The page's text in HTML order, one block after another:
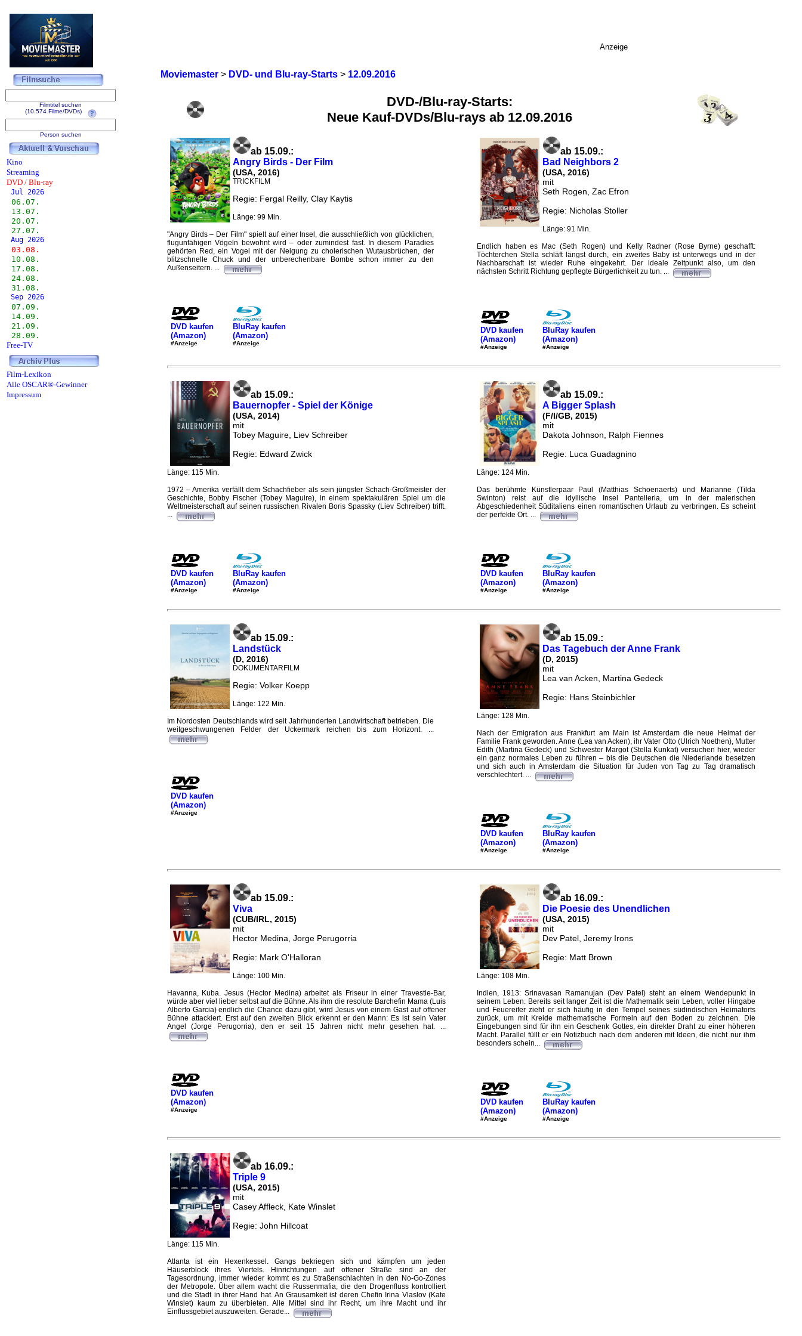
Moviemaster> DVD- und Blu-ray-Starts> 12.09.2016
DVD-/Blu-ray-Starts:
Neue Kauf-DVDs/Blu-rays ab 12.09.2016
ab 15.09.:
Angry Birds - Der Film
(USA, 2016)
TRICKFILM
Regie: Fergal Reilly, Clay Kaytis
Länge: 99 Min.
"Angry Birds – Der Film" spielt auf einer Insel, die ausschließlich von glücklichen,
flugunfähigen Vögeln bewohnt wird – oder zumindest fast. In diesem Paradies
gehörten Red, ein Vogel mit der Neigung zu cholerischen Wutausbrüchen, der
blitzschnelle Chuck und der unberechenbare Bombe schon immer zu den
Außenseitern. ...
DVD kaufen
(Amazon)
#Anzeige
BluRay kaufen
(Amazon)
#Anzeige
ab 15.09.:
Bad Neighbors 2
(USA, 2016)
mit
Seth Rogen, Zac Efron
Regie: Nicholas Stoller
Länge: 91 Min.
Endlich haben es Mac (Seth Rogen) und Kelly Radner (Rose Byrne) geschafft:
Töchterchen Stella schläft längst durch, ein zweites Baby ist unterwegs und in der
Nachbarschaft ist wieder Ruhe eingekehrt. Der ideale Zeitpunkt also, um den
nächsten Schritt Richtung gepflegte Bürgerlichkeit zu tun. ...
DVD kaufen
(Amazon)
#Anzeige
BluRay kaufen
(Amazon)
#Anzeige
ab 15.09.:
Bauernopfer - Spiel der Könige
(USA, 2014)
mit
Tobey Maguire, Liev Schreiber
Regie: Edward Zwick
Länge: 115 Min.
1972 – Amerika verfällt dem Schachfieber als sein jüngster Schach-Großmeister der
Geschichte, Bobby Fischer (Tobey Maguire), in einem spektakulären Spiel um die
Weltmeisterschaft auf seinen russischen Rivalen Boris Spassky (Liev Schreiber) trifft.
...
DVD kaufen
(Amazon)
#Anzeige
BluRay kaufen
(Amazon)
#Anzeige
ab 15.09.:
A Bigger Splash
(F/I/GB, 2015)
mit
Dakota Johnson, Ralph Fiennes
Regie: Luca Guadagnino
Länge: 124 Min.
Das berühmte Künstlerpaar Paul (Matthias Schoenaerts) und Marianne (Tilda
Swinton) reist auf die idyllische Insel Pantelleria, um in der malerischen
Abgeschiedenheit Süditaliens einen romantischen Urlaub zu verbringen. Es scheint
der perfekte Ort. ...
DVD kaufen
(Amazon)
#Anzeige
BluRay kaufen
(Amazon)
#Anzeige
ab 15.09.:
Landstück
(D, 2016)
DOKUMENTARFILM
Regie: Volker Koepp
Länge: 122 Min.
Im Nordosten Deutschlands wird seit Jahrhunderten Landwirtschaft betrieben. Die
weitgeschwungenen Felder der Uckermark reichen bis zum Horizont. ...
DVD kaufen
(Amazon)
#Anzeige
ab 15.09.:
Das Tagebuch der Anne Frank
(D, 2015)
mit
Lea van Acken, Martina Gedeck
Regie: Hans Steinbichler
Länge: 128 Min.
Nach der Emigration aus Frankfurt am Main ist Amsterdam die neue Heimat der
Familie Frank geworden. Anne (Lea van Acken), ihr Vater Otto (Ulrich Noethen), Mutter
Edith (Martina Gedeck) und Schwester Margot (Stella Kunkat) versuchen hier, wieder
ein ganz normales Leben zu führen – bis die Deutschen die Niederlande besetzen
und sich auch in Amsterdam die Situation für Juden von Tag zu Tag dramatisch
verschlechtert. ...
DVD kaufen
(Amazon)
#Anzeige
BluRay kaufen
(Amazon)
#Anzeige
ab 15.09.:
Viva
(CUB/IRL, 2015)
mit
Hector Medina, Jorge Perugorria
Regie: Mark O'Halloran
Länge: 100 Min.
Havanna, Kuba. Jesus (Hector Medina) arbeitet als Friseur in einer Travestie-Bar,
würde aber viel lieber selbst auf die Bühne. Als ihm die resolute Barchefin Mama (Luis
Alberto Garcia) endlich die Chance dazu gibt, wird Jesus von einem Gast auf offener
Bühne attackiert. Erst auf den zweiten Blick erkennt er den Mann: Es ist sein Vater
Angel (Jorge Perugorria), den er seit 15 Jahren nicht mehr gesehen hat. ...
DVD kaufen
(Amazon)
#Anzeige
ab 16.09.:
Die Poesie des Unendlichen
(USA, 2015)
mit
Dev Patel, Jeremy Irons
Regie: Matt Brown
Länge: 108 Min.
Indien, 1913: Srinavasan Ramanujan (Dev Patel) steht an einem Wendepunkt in
seinem Leben. Bereits seit langer Zeit ist die Mathematik sein Leben, voller Hingabe
und Feuereifer zieht er sich häufig in den Tempel seines südindischen Heimatorts
zurück, um mit Kreide mathematische Formeln auf den Boden zu zeichnen. Die
Eingebungen sind für ihn ein Geschenk Gottes, ein direkter Draht zu einer höheren
Macht. Parallel füllt er ein Notizbuch nach dem anderen mit Ideen, die nicht nur ihm
besonders schein...
DVD kaufen
(Amazon)
#Anzeige
BluRay kaufen
(Amazon)
#Anzeige
ab 16.09.:
Triple 9
(USA, 2015)
mit
Casey Affleck, Kate Winslet
Regie: John Hillcoat
Länge: 115 Min.
Atlanta ist ein Hexenkessel. Gangs bekriegen sich und kämpfen um jeden
Häuserblock ihres Viertels. Hinrichtungen auf offener Straße sind an der
Tagesordnung, immer wieder kommt es zu Straßenschlachten in den No-Go-Zones
der Metropole. Über allem wacht die Russenmafia, die den Drogenfluss kontrolliert
und die Stadt in ihrer Hand hat. An Grausamkeit ist deren Chefin Irina Vlaslov (Kate
Winslet) kaum zu überbieten. Alle Mittel sind ihr Recht, um ihre Macht und ihr
Einflussgebiet auszuweiten. Gerade...
Anzeige
Filmtitel suchen
(10.574 Filme/DVDs)
Person suchen
Kino
Streaming
DVD / Blu-ray
Jul 2026
06.07.
13.07.
20.07.
27.07.
Aug 2026
03.08.
10.08.
17.08.
24.08.
31.08.
Sep 2026
07.09.
14.09.
21.09.
28.09.
Free-TV
Film-Lexikon
Alle OSCAR®-Gewinner
Impressum